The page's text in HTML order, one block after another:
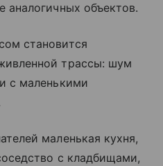
аналогичных объектов.
становится
трассы: шум
с маленькими
маленькая кухня,
с кладбищами,